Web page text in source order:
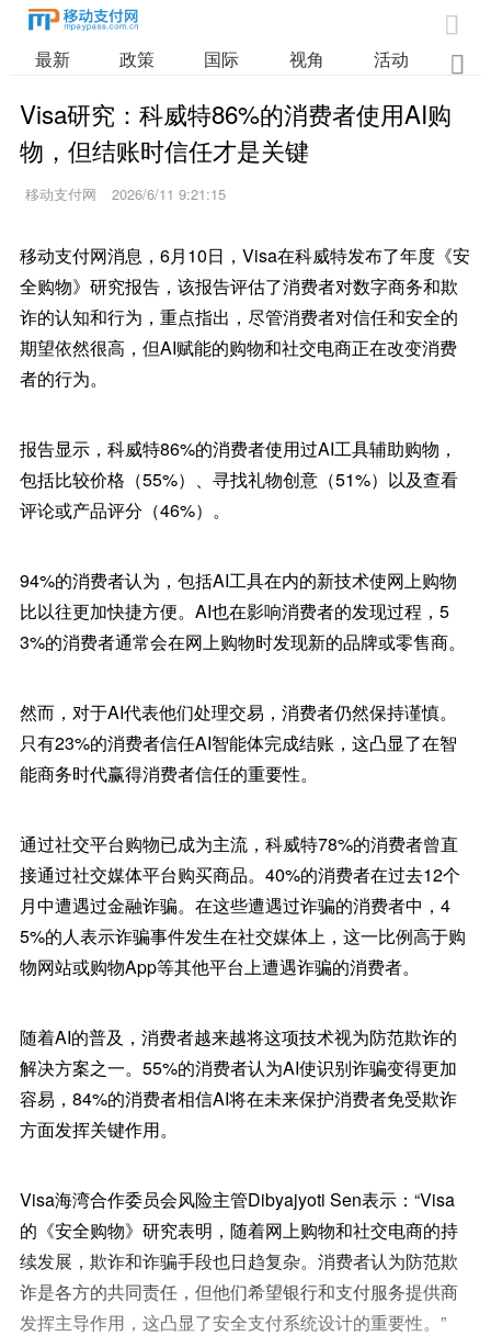

最新 政策 国际 视角 活动 业

Visa研究：科威特86%的消费者使用AI购
物，但结账时信任才是关键
移动支付网 2026/6/11 9:21:15
移动支付网消息，6月10日，Visa在科威特发布了年度《安
全购物》研究报告，该报告评估了消费者对数字商务和欺
诈的认知和行为，重点指出，尽管消费者对信任和安全的
期望依然很高，但AI赋能的购物和社交电商正在改变消费
者的行为。
报告显示，科威特86%的消费者使用过AI工具辅助购物，
包括比较价格（55%）、寻找礼物创意（51%）以及查看
评论或产品评分（46%）。
94%的消费者认为，包括AI工具在内的新技术使网上购物
比以往更加快捷方便。AI也在影响消费者的发现过程，5
3%的消费者通常会在网上购物时发现新的品牌或零售商。
然而，对于AI代表他们处理交易，消费者仍然保持谨慎。
只有23%的消费者信任AI智能体完成结账，这凸显了在智
能商务时代赢得消费者信任的重要性。
通过社交平台购物已成为主流，科威特78%的消费者曾直
接通过社交媒体平台购买商品。40%的消费者在过去12个
月中遭遇过金融诈骗。在这些遭遇过诈骗的消费者中，4
5%的人表示诈骗事件发生在社交媒体上，这一比例高于购
物网站或购物App等其他平台上遭遇诈骗的消费者。
随着AI的普及，消费者越来越将这项技术视为防范欺诈的
解决方案之一。55%的消费者认为AI使识别诈骗变得更加
容易，84%的消费者相信AI将在未来保护消费者免受欺诈
方面发挥关键作用。
Visa海湾合作委员会风险主管Dibyajyoti Sen表示：“Visa
的《安全购物》研究表明，随着网上购物和社交电商的持
续发展，欺诈和诈骗手段也日趋复杂。消费者认为防范欺
诈是各方的共同责任，但他们希望银行和支付服务提供商
发挥主导作用，这凸显了安全支付系统设计的重要性。”